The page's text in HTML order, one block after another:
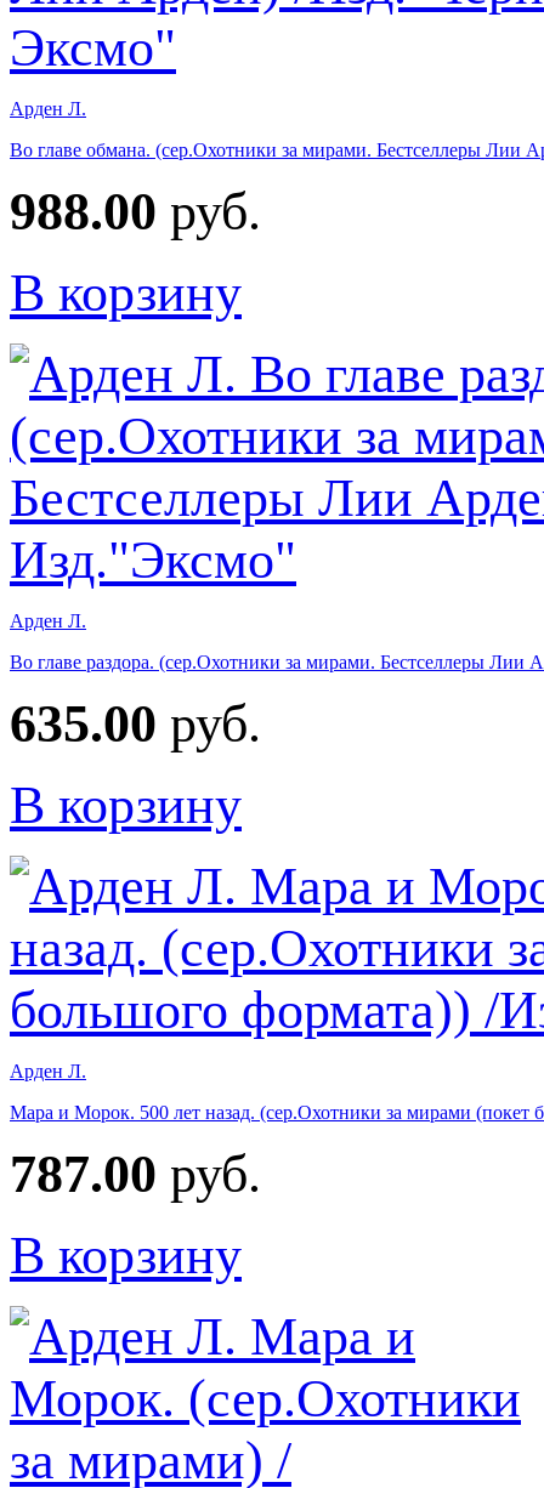
Арден Л.
Во главе обмана. (сер.Охотники за мирами. Бестселлеры Лии
988.00 руб.
В корзину
Арден Л.
Во главе раздора. (сер.Охотники за мирами. Бестселлеры Лии
635.00 руб.
В корзину
Арден Л.
Мара и Морок. 500 лет назад. (сер.Охотники за мирами
787.00 руб.
В корзину